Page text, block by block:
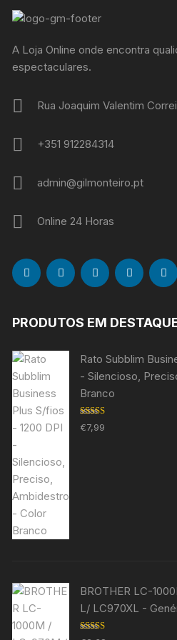
A Loja Online onde encontra
espectaculares.
Rua Joaquim Valentim
+351 912284314
admin@gilmonteiro.pt
Online 24 Horas
PRODUTOS EM
Rato Subblim
- Silencioso,
Branco
Avaliação
5.00de 5
€7,99
BROTHER LC-
L/ LC970XL -